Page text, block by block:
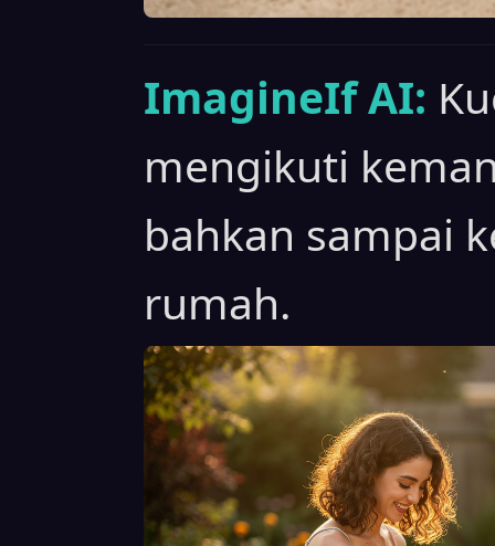
ImagineIf AI:
mengikuti
bahkan sampai
rumah.